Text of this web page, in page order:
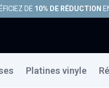
DE 10% DE RÉDUCTION
Platines vinyle